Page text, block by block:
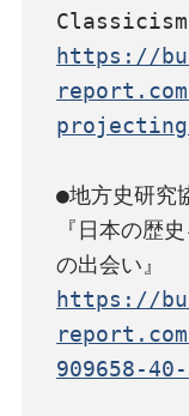
https://
●地方史研究
『日本の歴
https://
909658-